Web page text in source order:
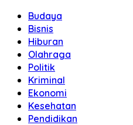
Informasi
Terkini
untuk
Anda"
Budaya
Bisnis
Hiburan
Olahraga
Politik
Kriminal
Ekonomi
Kesehatan
Pendidikan